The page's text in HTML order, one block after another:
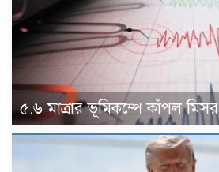
৫.৬ মাত্রার ভূমিকম্পে কাঁপল মিসর